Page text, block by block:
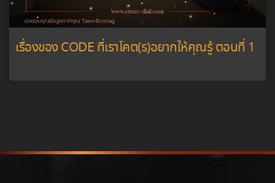
เรื่องของ CODE ที่เราโคต(ร)อยากให้คุณรู้ ตอนที่ 1